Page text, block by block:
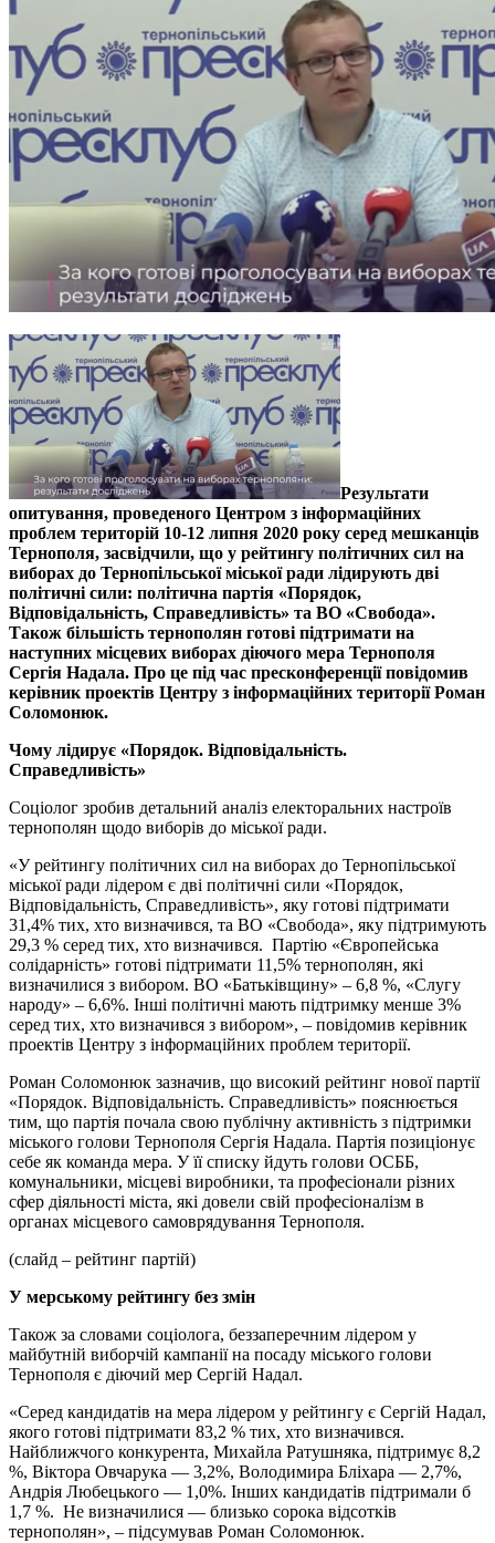
Результати
опитування, проведеного Центром з інформаційних
проблем територій 10-12 липня 2020 року серед мешканців
Тернополя, засвідчили, що у рейтингу політичних сил на
виборах до Тернопільської міської ради лідирують дві
політичні сили: політична партія «Порядок,
Відповідальність, Справедливість» та ВО «Свобода».
Також більшість тернополян готові підтримати на
наступних місцевих виборах діючого мера Тернополя
Сергія Надала. Про це під час пресконференції повідомив
керівник проектів Центру з інформаційних території Роман
Соломонюк.
Чому лідирує «Порядок. Відповідальність.
Справедливість»
Соціолог зробив детальний аналіз електоральних настроїв
тернополян щодо виборів до міської ради.
«У рейтингу політичних сил на виборах до Тернопільської
міської ради лідером є дві політичні сили «Порядок,
Відповідальність, Справедливість», яку готові підтримати
31,4% тих, хто визначився, та ВО «Свобода», яку підтримують
29,3 % серед тих, хто визначився. Партію «Європейська
солідарність» готові підтримати 11,5% тернополян, які
визначилися з вибором. ВО «Батьківщину» – 6,8 %, «Слугу
народу» – 6,6%. Інші політичні мають підтримку менше 3%
серед тих, хто визначився з вибором», – повідомив керівник
проектів Центру з інформаційних проблем території.
Роман Соломонюк зазначив, що високий рейтинг нової партії
«Порядок. Відповідальність. Справедливість» пояснюється
тим, що партія почала свою публічну активність з підтримки
міського голови Тернополя Сергія Надала. Партія позиціонує
себе як команда мера. У її списку йдуть голови ОСББ,
комунальники, місцеві виробники, та професіонали різних
сфер діяльності міста, які довели свій професіоналізм в
органах місцевого самоврядування Тернополя.
(слайд – рейтинг партій)
У мерському рейтингу без змін
Також за словами соціолога, беззаперечним лідером у
майбутній виборчій кампанії на посаду міського голови
Тернополя є діючий мер Сергій Надал.
«Серед кандидатів на мера лідером у рейтингу є Сергій Надал,
якого готові підтримати 83,2 % тих, хто визначився.
Найближчого конкурента, Михайла Ратушняка, підтримує 8,2
%, Віктора Овчарука — 3,2%, Володимира Бліхара — 2,7%,
Андрія Любецького — 1,0%. Інших кандидатів підтримали б
1,7 %. Не визначилися — близько сорока відсотків
тернополян», – підсумував Роман Соломонюк.